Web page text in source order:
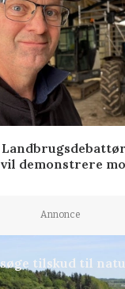
demonstrere
Annonce
tilskud til